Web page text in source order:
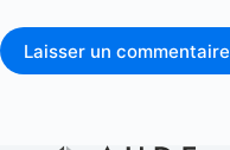
Laisser un commentaire